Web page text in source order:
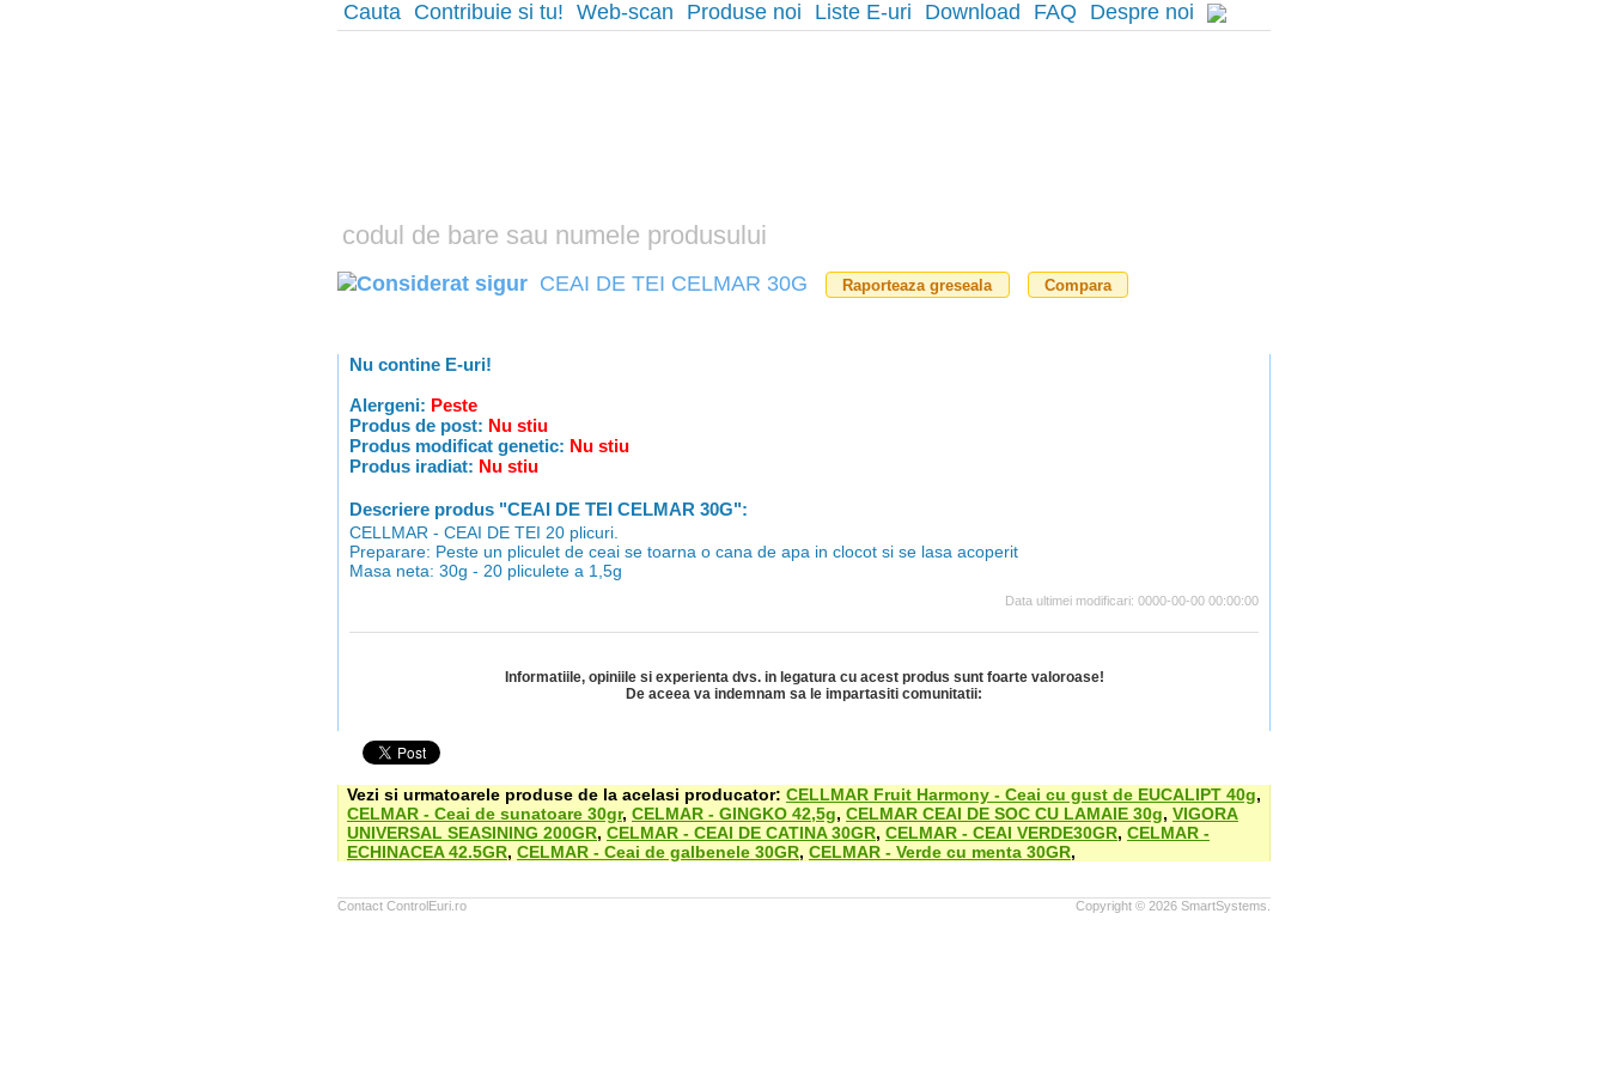
Cauta Contribuie si tu! Web-scan Produse noi Liste E-uri Download FAQ Despre noi
CEAI DE TEI CELMAR 30G Raporteaza greseala Compara
Nu contine E-uri!
Alergeni: Peste
Produs de post: Nu stiu
Produs modificat genetic: Nu stiu
Produs iradiat: Nu stiu
Descriere produs "CEAI DE TEI CELMAR 30G":
CELLMAR - CEAI DE TEI 20 plicuri.
Preparare: Peste un pliculet de ceai se toarna o cana de apa in clocot si se lasa acoperit
Masa neta: 30g - 20 pliculete a 1,5g
Data ultimei modificari: 0000-00-00 00:00:00
Informatiile, opiniile si experienta dvs. in legatura cu acest produs sunt foarte valoroase!
De aceea va indemnam sa le impartasiti comunitatii:
Vezi si urmatoarele produse de la acelasi producator: CELLMAR Fruit Harmony - Ceai cu gust de EUCALIPT 40g,
CELMAR - Ceai de sunatoare 30gr, CELMAR - GINGKO 42,5g, CELMAR CEAI DE SOC CU LAMAIE 30g, VIGORA
UNIVERSAL SEASINING 200GR, CELMAR - CEAI DE CATINA 30GR, CELMAR - CEAI VERDE30GR, CELMAR -
ECHINACEA 42.5GR, CELMAR - Ceai de galbenele 30GR, CELMAR - Verde cu menta 30GR,
Contact ControlEuri.ro Copyright © 2026 SmartSystems.